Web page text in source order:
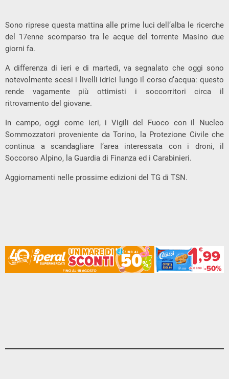
Sono riprese questa mattina alle prime luci dell’alba le ricerche
del 17enne scomparso tra le acque del torrente Masino due
giorni fa.
A differenza di ieri e di martedì, va segnalato che oggi sono
notevolmente scesi i livelli idrici lungo il corso d’acqua: questo
rende vagamente più ottimisti i soccorritori circa il
ritrovamento del giovane.
In campo, oggi come ieri, i Vigili del Fuoco con il Nucleo
Sommozzatori proveniente da Torino, la Protezione Civile che
continua a scandagliare l’area interessata con i droni, il
Soccorso Alpino, la Guardia di Finanza ed i Carabinieri.
Aggiornamenti nelle prossime edizioni del TG di TSN.